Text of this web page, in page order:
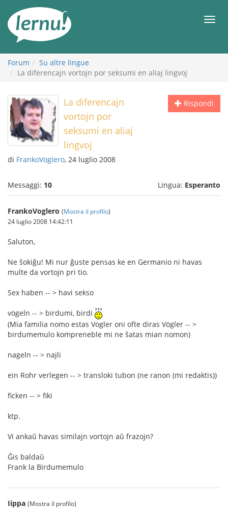
all’indice
Forum
Su altre lingue
La diferencajn vortojn por seksumi en aliaj lingvoj
Rispondi
La diferencajn
vortojn por
seksumi en aliaj
lingvoj
di FrankoVoglero, 24 luglio 2008
Messaggi: 10 Lingua: Esperanto
FrankoVoglero (Mostra il profilo)
24 luglio 2008 14:42:11
Saluton,
Ne ŝokiĝu! Mi nur ĝuste pensas ke en Germanio ni havas
multe da vortojn pri tio.
Sex haben -- > havi sekso
vögeln -- > birdumi, birdi
(Mia familia nomo estas Vogler oni ofte diras Vögler -- >
birdumemulo kompreneble mi ne ŝatas mian nomon)
nageln -- > najli
ein Rohr verlegen -- > transloki tubon (ne ranon (mi redaktis))
ficken -- > fiki
ktp.
Vi ankaŭ havas similajn vortojn aŭ frazojn?
Ĝis baldaŭ
Frank la Birdumemulo
Iippa (Mostra il profilo)